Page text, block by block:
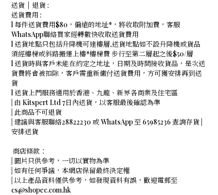
送貨 | 退貨 :
送貨費用 :
l 每件送貨費用$80，偏遠的地址*，將收取附加費，客服
WhatsApp聯絡買家經轉數快收取送貨費用
l 送貨地點只包括升降機可達樓層,送貨地點如不設升降機或貨品
須經樓梯或斜路搬運上樓*樓梯費 步行至第二層起之後$50/層
l 送貨時與客戶未能在約定之地址，日期及時間接收貨品，是次送
貨費將會被扣除，客戶需重新繳付送貨費用，方可獲安排再到送
貨
l 送貨上門服務適用於香港、九龍、新界各商業及住宅區
| 由 Kitspert Ltd 7日內送貨，以客服最後確認為準
| 此商品不可退貨
| 建議與客服聯絡28822230 或 WhatsApp 至 65985236 查詢存貨 |
安排送貨
商店條款：
| 圖片只供參考，一切以實物為準
| 如有任何爭議，本網店保留最終決定權
| 以上產品資料僅供參考，如發現資料有誤，歡迎電郵至
cs@shopec.com.hk